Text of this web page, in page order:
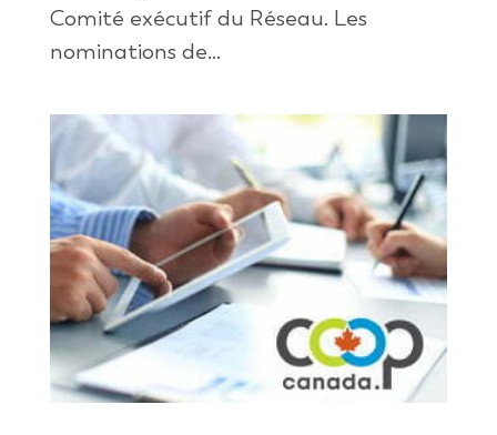
Comité exécutif du Réseau. Les
nominations de...